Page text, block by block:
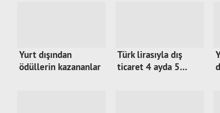
Yurt dışından
ödüllerin kazananlar
Türk lirasıyla dış
ticaret 4 ayda 5…